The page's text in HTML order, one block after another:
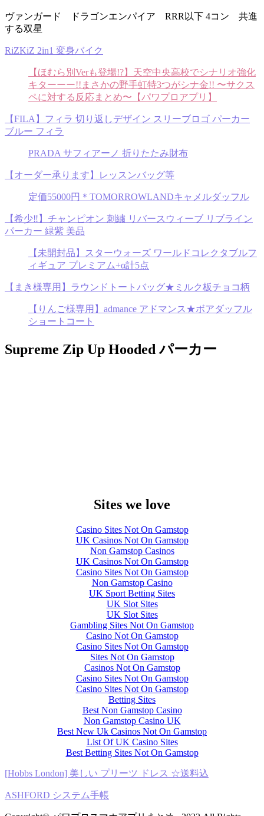
ヴァンガード ドラゴンエンパイア RRR以下 4コン 共進
する双星
RiZKiZ 2in1 変身バイク
【ほむら別Verも登場!?】天空中央高校でシナリオ強化
キターーー!!まさかの野手虹特3つがシナ金!! 〜サクス
ペに対する反応まとめ〜【パワプロアプリ】
【FILA】フィラ 切り返しデザイン スリーブロゴ パーカー
ブルー フィラ
PRADA サフィアーノ 折りたたみ財布
【オーダー承ります】レッスンバッグ等
定価55000円＊TOMORROWLANDキャメルダッフル
【希少‼︎】チャンピオン 刺繍 リバースウィーブ リブライン
パーカー 緑紫 美品
【未開封品】スターウォーズ ワールドコレクタブルフ
ィギュア プレミアム+α計5点
【まき様専用】ラウンドトートバッグ★ミルク板チョコ柄
【りんご様専用】admance アドマンス★ボアダッフル
ショートコート
Supreme Zip Up Hooded パーカー
Sites we love
Casino Sites Not On Gamstop
UK Casinos Not On Gamstop
Non Gamstop Casinos
UK Casinos Not On Gamstop
Casino Sites Not On Gamstop
Non Gamstop Casino
UK Sport Betting Sites
UK Slot Sites
UK Slot Sites
Gambling Sites Not On Gamstop
Casino Not On Gamstop
Casino Sites Not On Gamstop
Sites Not On Gamstop
Casinos Not On Gamstop
Casino Sites Not On Gamstop
Casino Sites Not On Gamstop
Betting Sites
Best Non Gamstop Casino
Non Gamstop Casino UK
Best New Uk Casinos Not On Gamstop
List Of UK Casino Sites
Best Betting Sites Not On Gamstop
[Hobbs London] 美しい プリーツ ドレス ☆送料込
ASHFORD システム手帳